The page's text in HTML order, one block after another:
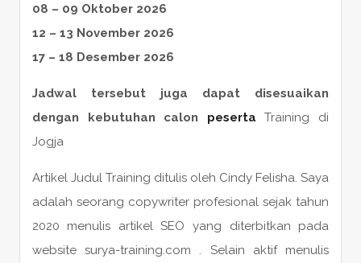
08 – 09 Oktober 2026
12 – 13 November 2026
17 – 18 Desember 2026
Jadwal tersebut juga dapat disesuaikan
dengan kebutuhan calon
peserta Training di
Jogja
Artikel Judul Training ditulis oleh Cindy Felisha. Saya
adalah seorang copywriter profesional sejak tahun
2020 menulis artikel SEO yang diterbitkan pada
website surya-training.com . Selain aktif menulis